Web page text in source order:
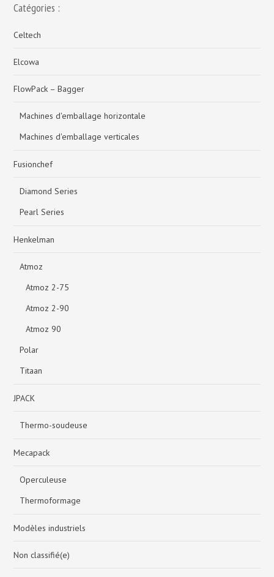
Catégories :
Celtech
Elcowa
FlowPack – Bagger
Machines d'emballage horizontale
Machines d'emballage verticales
Fusionchef
Diamond Series
Pearl Series
Henkelman
Atmoz
Atmoz 2-75
Atmoz 2-90
Atmoz 90
Polar
Titaan
JPACK
Thermo-soudeuse
Mecapack
Operculeuse
Thermoformage
Modèles industriels
Non classifié(e)